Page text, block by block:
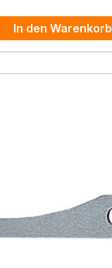
In den Warenkorb